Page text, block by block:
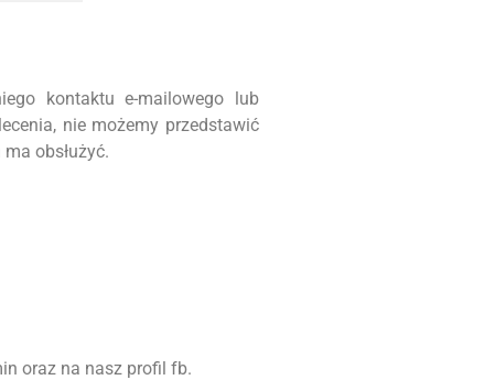
kontaktu e-mailowego lub
nie możemy przedstawić
obsłużyć.
oraz na nasz profil fb.